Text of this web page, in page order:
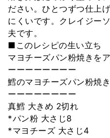
ださい。ひとつずつ仕上
にくいです。クレイジー
夫です。
■このレシピの生い立ち
マヨチーズパン粉焼きを
ーーーーーーーー
鱈のマヨチーズパン粉焼
ーーーーーーーー
真鱈 大きめ 2切れ
*パン粉 大さじ8
*マヨチーズ 大さじ4